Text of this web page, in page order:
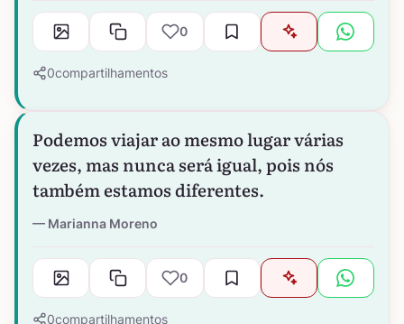
0
0compartilhamentos
Podemos viajar ao mesmo lugar várias
vezes, mas nunca será igual, pois nós
também estamos diferentes.
Marianna Moreno
0
0compartilhamentos